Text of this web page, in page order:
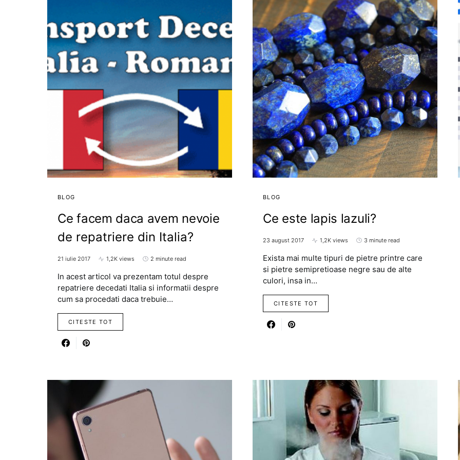
BLOG
Ce facem daca avem nevoie
de repatriere din Italia?
21 iulie 2017 1,2K views 2 minute read
In acest articol va prezentam totul despre
repatriere decedati Italia si informatii despre
cum sa procedati daca trebuie…
CITESTE TOT
BLOG
Ce este lapis lazuli?
23 august 2017 1,2K views 3 minute read
Exista mai multe tipuri de pietre printre care
si pietre semipretioase negre sau de alte
culori, insa in…
CITESTE TOT